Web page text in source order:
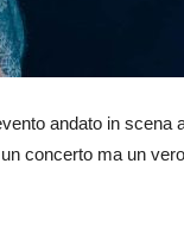
andato in scena
concerto ma un